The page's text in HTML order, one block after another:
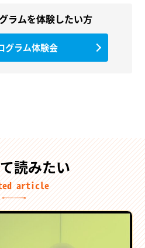
ラムを体験したい方
グラム体験会
読みたい
article